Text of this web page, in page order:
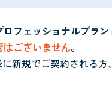
ロフェッショナルプラ
ございません。
新規でご契約される